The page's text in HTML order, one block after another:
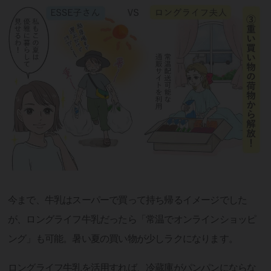
今まで、牛乳はスーパーで買って持ち帰るイメージでした
が、ロングライフ牛乳だったら「常温でオンラインショッピ
ング」も可能。暑い夏の買い物が少しラクになります。
ロングライフ牛乳を活用すれば、冷蔵庫がパンパンにならな